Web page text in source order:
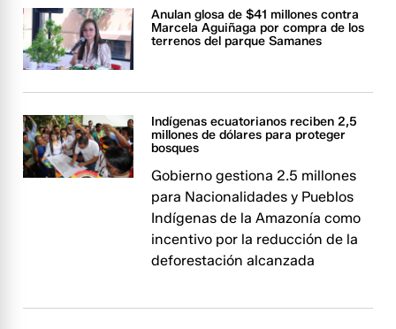
Anulan glosa de $41 millones contra
Marcela Aguiñaga por compra de los
terrenos del parque Samanes
Indígenas ecuatorianos reciben 2,5
millones de dólares para proteger
bosques
Gobierno gestiona 2.5 millones
para Nacionalidades y Pueblos
Indígenas de la Amazonía como
incentivo por la reducción de la
deforestación alcanzada